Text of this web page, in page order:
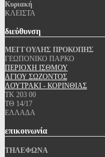
Κυριακή
ΚΛΕΙΣΤΑ
διεύθυνση
ΜΕΓΓΟΥΛΗΣ ΠΡΟΚΟΠΗΣ
ΓΕΩΠΟΝΙΚΟ ΠΑΡΚΟ
ΠΕΡΙΟΧΗ ΙΣΘΜΟΥ
ΑΓΙΟΥ ΣΩΖΟΝΤΟΣ
ΛΟΥΤΡΑΚΙ - ΚΟΡΙΝΘΙΑΣ
ΤΚ 203 00
ΤΘ 14/17
ΕΛΛΑΔΑ
επικοινωνία
ΤΗΛΕΦΩΝΑ